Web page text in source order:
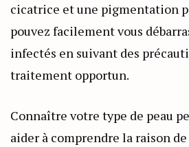
cicatrice et une pigmentation
pouvez facilement vous
infectés en suivant des
traitement opportun.
Connaître votre type de peau
aider à comprendre la raison